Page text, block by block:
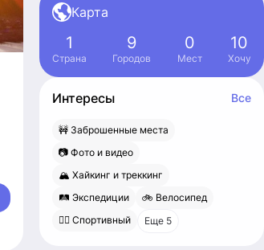
Карта
1
Страна
9
Городов
0
Мест
10
Хочу
Интересы Все
🚧 Заброшенные места
📷 Фото и видео
🏔 Хайкинг и треккинг
🛤 Экспедиции
🚲 Велосипед
🚴‍♀️ Спортивный
Еще 5